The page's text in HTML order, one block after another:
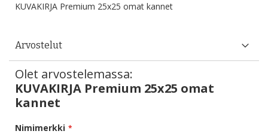
KUVAKIRJA Premium 25x25 omat kannet
Arvostelut
Olet arvostelemassa:
KUVAKIRJA Premium 25x25 omat
kannet
Nimimerkki